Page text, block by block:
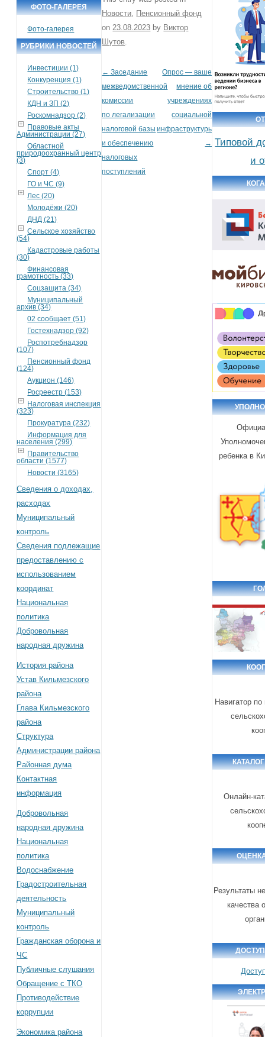
ФОТО-ГАЛЕРЕЯ
Фото-галерея
РУБРИКИ НОВОСТЕЙ
Инвестиции (1)
Конкуренция (1)
Строительство (1)
КДН и ЗП (2)
Роскомнадзор (2)
Правовые акты
Администрации (27)
Областной
природоохранный центр
(3)
Спорт (4)
ГО и ЧС (9)
Лес (20)
Молодёжи (20)
ДНД (21)
Сельское хозяйство
(54)
Кадастровые работы
(30)
Финансовая
грамотность (33)
Соцзащита (34)
Муниципальный
архив (34)
02 сообщает (51)
Гостехнадзор (92)
Роспотребнадзор
(107)
Пенсионный фонд
(124)
Аукцион (146)
Росреестр (153)
Налоговая инспекция
(323)
Прокуратура (232)
Информация для
населения (299)
Правительство
области (1577)
Новости (3165)
Сведения о доходах,
расходах
Муниципальный
контроль
Сведения подлежащие
предоставлению с
использованием
координат
Национальная
политика
Добровольная
народная дружина
История района
Устав Кильмезского
района
Глава Кильмезского
района
Структура
Администрации района
Районная дума
Контактная
информация
Добровольная
народная дружина
Национальная
политика
Водоснабжение
Градостроительная
деятельность
Муниципальный
контроль
Гражданская оборона и
ЧС
Публичные слушания
Обращение с ТКО
Противодействие
коррупции
Экономика района
Новости
Пенсионный фонд
on 23.08.2023 by Виктор
Шутов
Post navigation
← Заседание
межведомственной
комиссии
по легализации
налоговой базы
и обеспечению
налоговых
поступлений
Опрос — ваше
мнение об
учреждениях
социальной
инфраструктуры
→ Типовой
и
ребенка в
Навигатор
Онлайн-
Результаты
качества